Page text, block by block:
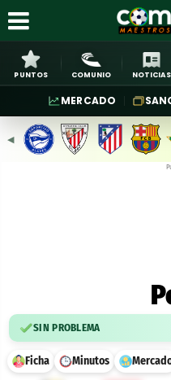
PUNTOS COMUNIO NOTICIAS
MERCADO
◀︎
SIN PROBLEMA
Ficha Minutos